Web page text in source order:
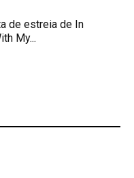
de estreia de In
My...